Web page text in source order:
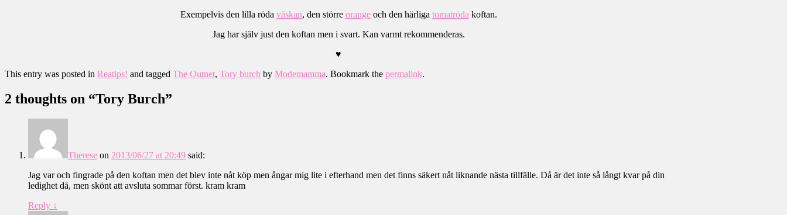
Exempelvis den lilla röda väskan, den större orangeoch den härliga tomatröda koftan.
Jag har själv just den koftan men i svart. Kan varmt rekommenderas.
♥
This entry was posted in Reatips! and tagged The Outnet, Tory burch by Modemamma. Bookmark the permalink.
2 thoughts on “Tory Burch”
Therese on 2013/06/27 at 20:49 said:
Jag var och fingrade på den koftan men det blev inte nåt köp men ångar mig lite i efterhand men det finns säkert nåt liknande nästa tillfälle. Då är det inte så långt kvar på din
ledighet då, men skönt att avsluta sommar först. kram kram
Reply ↓